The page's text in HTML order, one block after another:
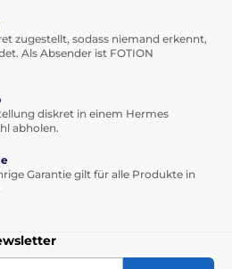
zugestellt, sodass niemand erkennt,
Als Absender ist FOTION
diskret in einem Hermes
abholen.
Garantie gilt für alle Produkte in